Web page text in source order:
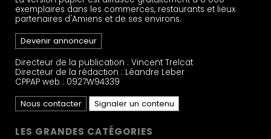
exemplaires dans les commerces, restaurants et lieux
partenaires d'Amiens et de ses environs.
Devenir annonceur
Directeur de la publication : Vincent Trelcat
Directeur de la rédaction : Léandre Leber
CPPAP web : 0927W94339
Nous contacter
Signaler un contenu
LES GRANDES CATÉGORIES